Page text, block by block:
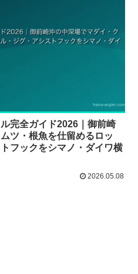
完全ガイド2026｜御前崎
ツ・根魚を仕留めるロッ
フックをシマノ・ダイワ横
2026.05.08